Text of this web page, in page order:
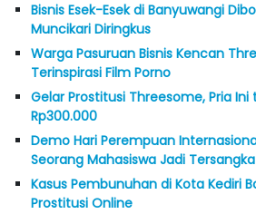
Bisnis Esek-Esek di Banyuwangi
Muncikari Diringkus
Warga Pasuruan Bisnis Kencan
Terinspirasi Film Porno
Gelar Prostitusi Threesome, Pria Ini
Rp300.000
Demo Hari Perempuan
Seorang Mahasiswa Jadi Tersangka
Kasus Pembunuhan di Kota Kediri
Prostitusi Online